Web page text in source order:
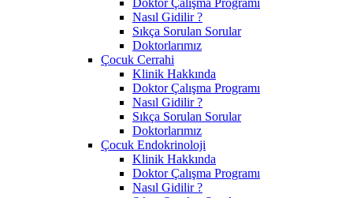
Nasıl Gidilir ?
Sıkça Sorulan Sorular
Doktorlarımız
Çocuk Cerrahi
Klinik Hakkında
Doktor Çalışma Programı
Nasıl Gidilir ?
Sıkça Sorulan Sorular
Doktorlarımız
Çocuk Endokrinoloji
Klinik Hakkında
Doktor Çalışma Programı
Nasıl Gidilir ?